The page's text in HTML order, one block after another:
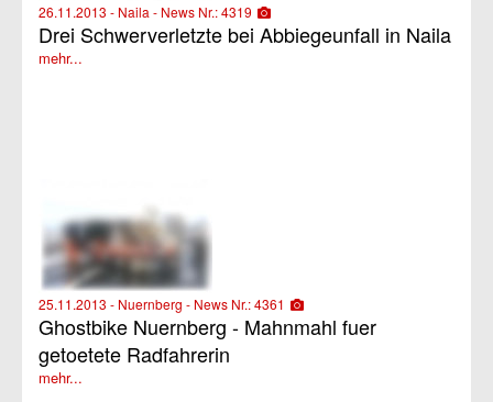
26.11.2013 - Naila - News Nr.: 4319
Drei Schwerverletzte bei Abbiegeunfall in Naila
mehr...
25.11.2013 - Nuernberg - News Nr.: 4361
Ghostbike Nuernberg - Mahnmahl fuer
getoetete Radfahrerin
mehr...